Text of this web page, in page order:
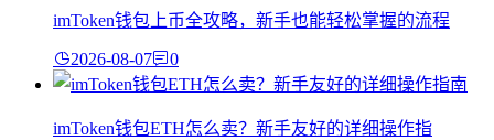
imToken钱包上币全攻略，新手也能轻松掌握的流程
2026-08-07 0
imToken钱包ETH怎么卖？新手友好的详细操作指